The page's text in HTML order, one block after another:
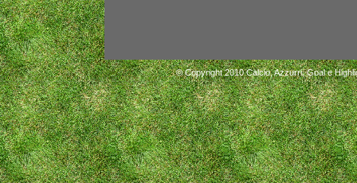
© Copyright 2010Calcio, Azzurri, Goal e